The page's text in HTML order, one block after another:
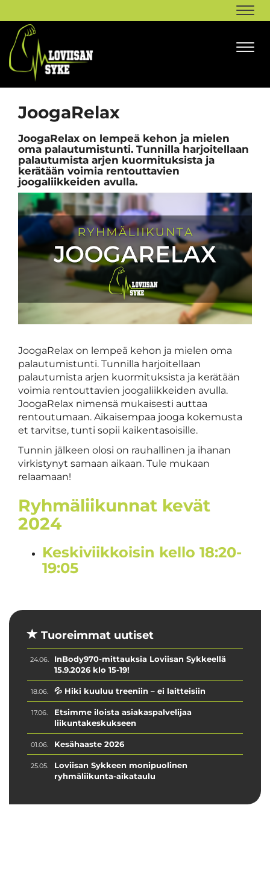
JoogaRelax
JoogaRelax on lempeä kehon ja mielen
oma palautumistunti. Tunnilla harjoitellaan
palautumista arjen kuormituksista ja
kerätään voimia rentouttavien
joogaliikkeiden avulla.
JoogaRelax on lempeä kehon ja mielen oma
palautumistunti. Tunnilla harjoitellaan
palautumista arjen kuormituksista ja kerätään
voimia rentouttavien joogaliikkeiden avulla.
JoogaRelax nimensä mukaisesti auttaa
rentoutumaan. Aikaisempaa jooga kokemusta
et tarvitse, tunti sopii kaikentasoisille.
Tunnin jälkeen olosi on rauhallinen ja ihanan
virkistynyt samaan aikaan. Tule mukaan
relaamaan!
Ryhmäliikunnat kevät
2024
Keskiviikkoisin kello 18:20-
19:05
Tuoreimmat uutiset
24.06.
InBody970-mittauksia Loviisan Sykkeellä
15.9.2026 klo 15-19!
18.06. 💦 Hiki kuuluu treeniin – ei laitteisiin
17.06.
Etsimme iloista asiakaspalvelijaa
liikuntakeskukseen
01.06. Kesähaaste 2026
25.05.
Loviisan Sykkeen monipuolinen
ryhmäliikunta-aikataulu